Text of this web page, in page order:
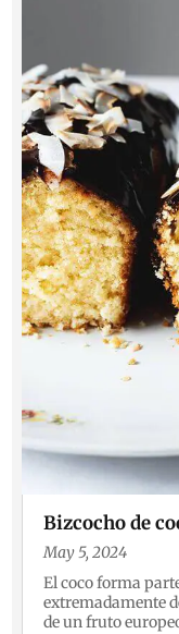
Bizcocho de
May 5, 2024
El coco forma
extremadamente
de un fruto